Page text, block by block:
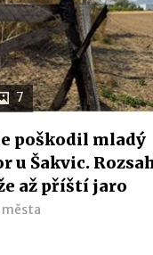
7
poškodil mladý
u Šakvic.
až příští jaro
města